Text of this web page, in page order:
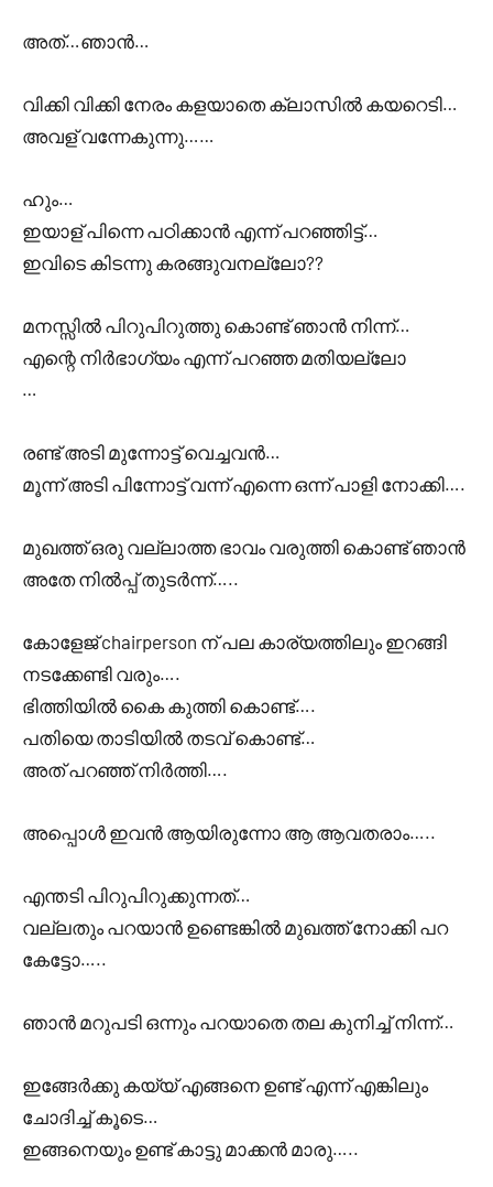
അത്…ഞാൻ…
വിക്കി വിക്കി നേരം കളയാതെ ക്ലാസിൽ കയറെടി…
അവള് വന്നേകുന്നു……
ഹും…
ഇയാള് പിന്നെ പഠിക്കാൻ എന്ന് പറഞ്ഞിട്ട്…
ഇവിടെ കിടന്നു കരങ്ങുവനല്ലോ??
മനസ്സിൽ പിറുപിറുത്തു കൊണ്ട് ഞാൻ നിന്ന്…
എന്റെ നിർഭാഗ്യം എന്ന് പറഞ്ഞ മതിയല്ലോ
…
രണ്ട് അടി മുന്നോട്ട് വെച്ചവൻ…
മൂന്ന് അടി പിന്നോട്ട് വന്ന് എന്നെ ഒന്ന് പാളി നോക്കി….
മുഖത്ത് ഒരു വല്ലാത്ത ഭാവം വരുത്തി കൊണ്ട് ഞാൻ
അതേ നിൽപ്പ് തുടർന്ന്…..
കോളേജ് chairperson ന് പല കാര്യത്തിലും ഇറങ്ങി
നടക്കേണ്ടി വരും….
ഭിത്തിയിൽ കൈ കുത്തി കൊണ്ട്….
പതിയെ താടിയിൽ തടവ് കൊണ്ട്…
അത് പറഞ്ഞ് നിർത്തി….
അപ്പൊൾ ഇവൻ ആയിരുന്നോ ആ ആവതരാം…..
എന്തടി പിറുപിറുക്കുന്നത്…
വല്ലതും പറയാൻ ഉണ്ടെങ്കിൽ മുഖത്ത് നോക്കി പറ
കേട്ടോ…..
ഞാൻ മറുപടി ഒന്നും പറയാതെ തല കുനിച്ച് നിന്ന്…
ഇങ്ങേർക്കു കയ്യ് എങ്ങനെ ഉണ്ട് എന്ന് എങ്കിലും
ചോദിച്ച് കൂടെ…
ഇങ്ങനെയും ഉണ്ട് കാട്ടു മാക്കൻ മാരു…..